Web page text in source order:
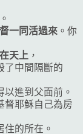
。
一同活過來 。你
天上 ，
了中間隔斷的
以進到父面前。
督耶穌自己為房
住的所在。